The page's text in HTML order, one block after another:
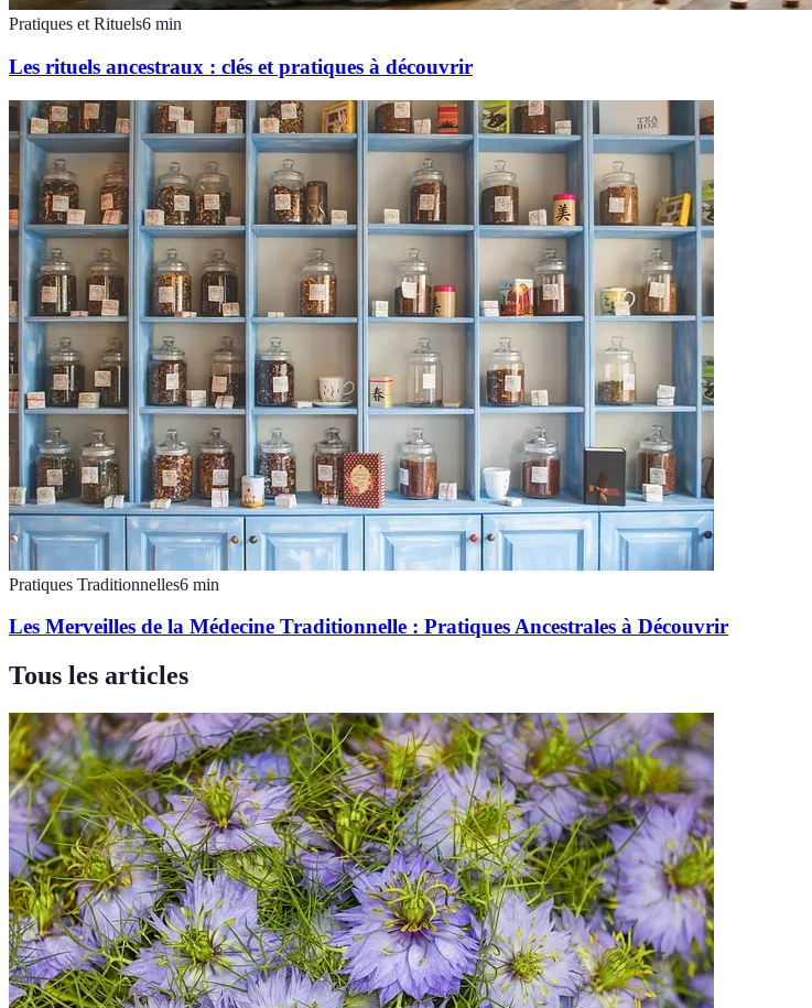
Pratiques et Rituels6 min
Les rituels ancestraux : clés et pratiques à découvrir
Pratiques Traditionnelles6 min
Les Merveilles de la Médecine Traditionnelle : Pratiques Ancestrales à Découvrir
Tous les articles